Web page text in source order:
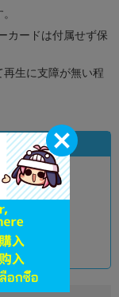
カードは付属せず保
生に支障が無い程